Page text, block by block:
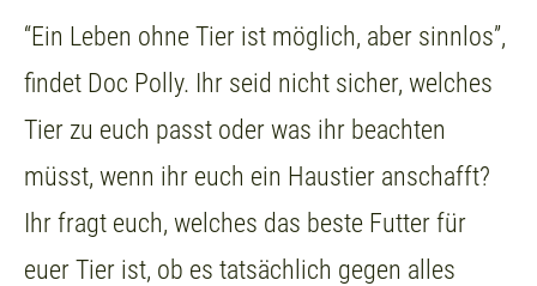
“Ein Leben ohne Tier ist möglich, aber sinnlos”,
findet Doc Polly. Ihr seid nicht sicher, welches
Tier zu euch passt oder was ihr beachten
müsst, wenn ihr euch ein Haustier anschafft?
Ihr fragt euch, welches das beste Futter für
euer Tier ist, ob es tatsächlich gegen alles